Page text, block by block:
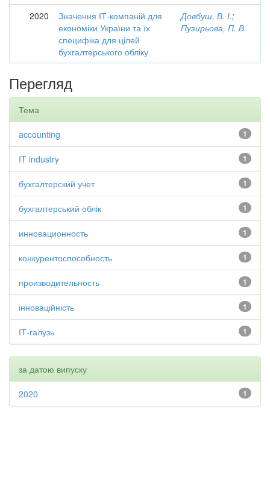
2020
Значення ІТ-компаній для
економіки України та їх
специфіка для цілей
бухгалтерського обліку
Довбуш, В. І.;
Пузирьова, П. В.
Перегляд
Тема
1
accounting
1
IT industry
1
бухгалтерский учет
1
бухгалтерський облік
1
инновационность
1
конкурентоспособность
1
производительность
1
інноваційність
1
ІТ-галузь
за датою випуску
1
2020